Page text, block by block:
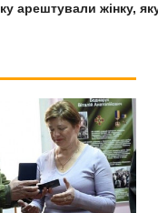
жінку, яку